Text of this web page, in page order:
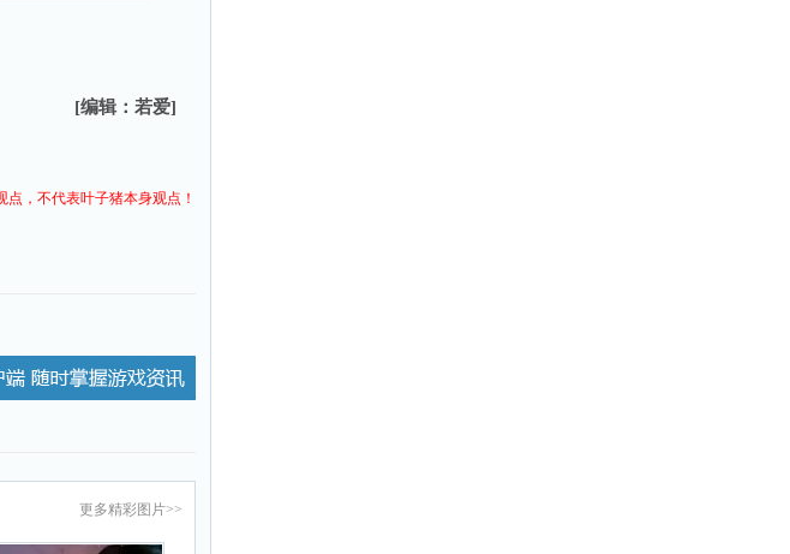
[编辑：若爱]
，不代表叶子猪本身观点！
更多精彩图片>>